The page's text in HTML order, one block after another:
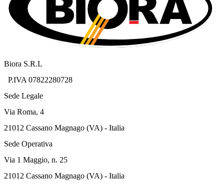
Biora S.R.L
P.IVA 07822280728
Sede Legale
Via Roma, 4
21012 Cassano Magnago (VA) - Italia
Sede Operativa
Via 1 Maggio, n. 25
21012 Cassano Magnago (VA) - Italia